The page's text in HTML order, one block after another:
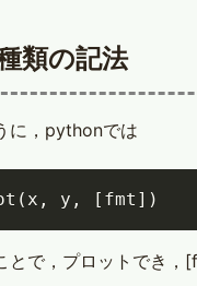
類の記法
に，pythonでは
( x , y , [ fmt ] )
とで，プロットでき